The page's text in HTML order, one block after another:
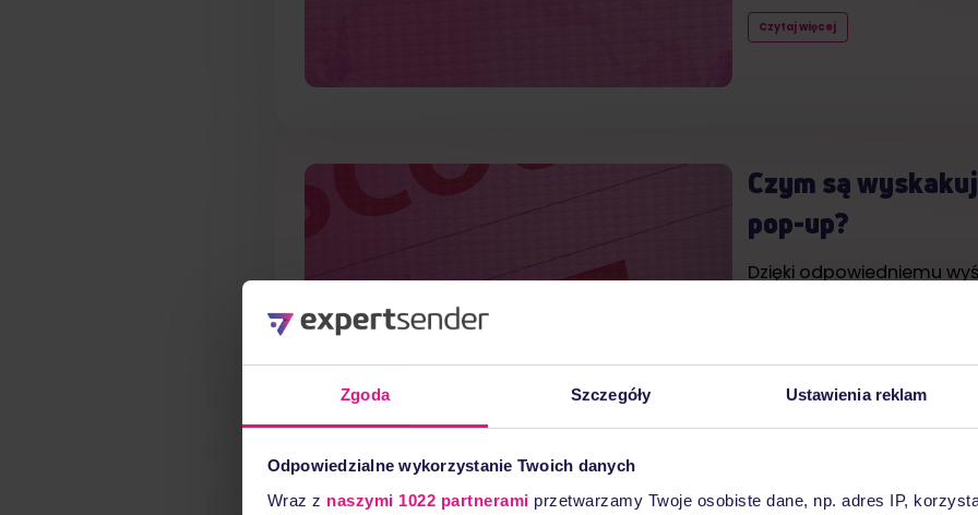
Zgoda Szczegóły Ustawienia reklam
Odpowiedzialne wykorzystanie Twoich danych
Wraz z naszymi 1022 partnerami przetwarzamy Twoje osobiste dane, np. adres IP,
Czytaj więcej
Czym są
pop-up?
Dzięki odpowiedniemu
SMS marketing